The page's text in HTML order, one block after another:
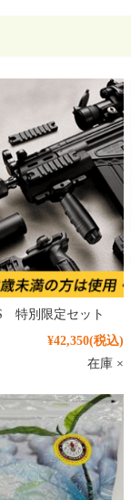
特別限定セット
¥42,350(税込)
在庫 ×